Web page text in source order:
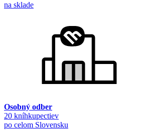
na sklade
Osobný odber
20 kníhkupectiev
po celom Slovensku